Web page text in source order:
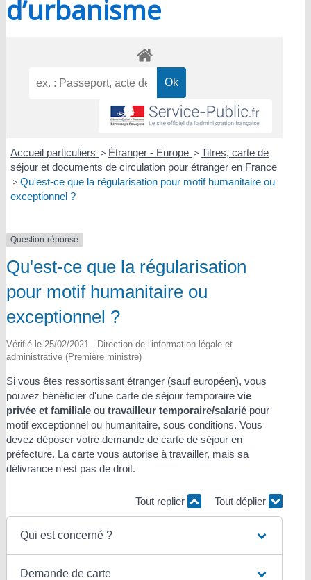
d’urbanisme
Accueil particuliers > Étranger - Europe > Titres, carte de
séjour et documents de circulation pour étranger en France
> Qu'est-ce que la régularisation pour motif humanitaire ou
exceptionnel ?
Question-réponse
Qu'est-ce que la régularisation
pour motif humanitaire ou
exceptionnel ?
Vérifié le 25/02/2021 - Direction de l'information légale et
administrative (Première ministre)
Si vous êtes ressortissant étranger (saufeuropéen), vous
pouvez bénéficier d'une carte de séjour temporaire vie
privée et familialeou travailleur temporaire/salariépour
motif exceptionnel ou humanitaire, sous conditions. Vous
devez déposer votre demande de carte de séjour en
préfecture. La carte vous autorise à travailler, mais sa
délivrance n'est pas de droit.
Tout replier Tout déplier
Qui est concerné ?
Demande de carte